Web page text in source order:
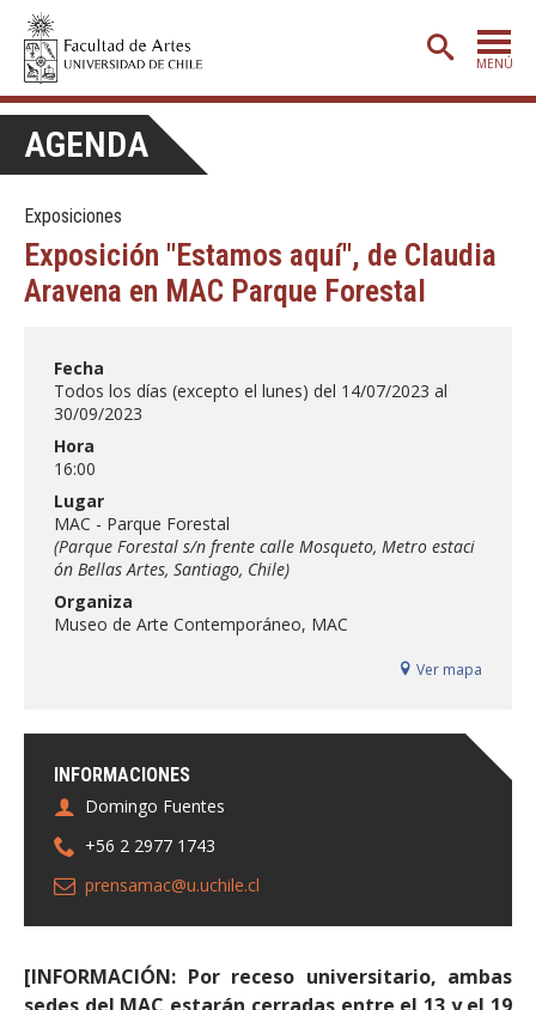
MENÚ
CARRERAS
POSTGRADO
CREACIÓN E INVESTIGACIÓN
FACULTAD
Estudiantes
AGENDA
Exposiciones
Exposición "Estamos aquí", de Claudia
Aravena en MAC Parque Forestal
INFORMACIONES
Domingo Fuentes
+56 2 2977 1743
prensamac@u.uchile.cl
Fecha
Todos los días (excepto el lunes) del 14/07/2023 al
30/09/2023
Hora
16:00
Lugar
MAC - Parque Forestal
(Parque Forestal s/n frente calle Mosqueto, Metro estaci
ón Bellas Artes, Santiago, Chile)
Organiza
Museo de Arte Contemporáneo, MAC
Ver mapa
[INFORMACIÓN: Por receso universitario, ambas